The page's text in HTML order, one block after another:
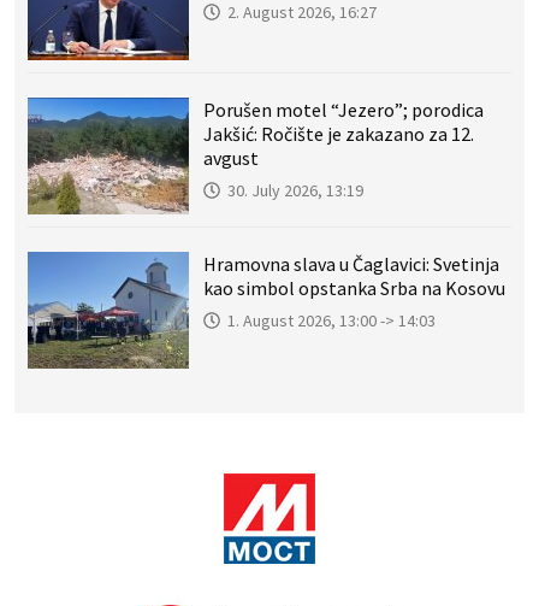
2. August 2026, 16:27
Porušen motel “Jezero”; porodica
Jakšić: Ročište je zakazano za 12.
avgust
30. July 2026, 13:19
Hramovna slava u Čaglavici: Svetinja
kao simbol opstanka Srba na Kosovu
1. August 2026, 13:00 -> 14:03